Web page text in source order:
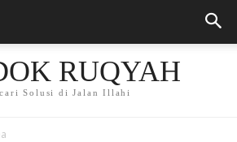
RUQYAH
Solusi di Jalan Illahi